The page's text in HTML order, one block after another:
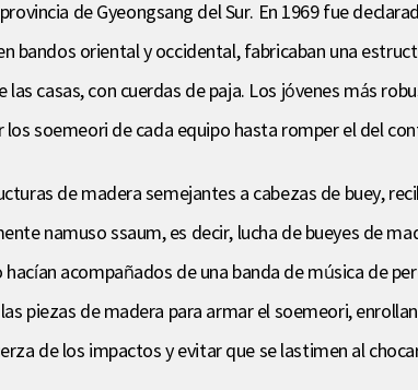
de Gyeongsang del Sur. En 1969 fue
bandos oriental y occidental, fabricaban una
casas, con cuerdas de paja. Los jóvenes más
soemeori de cada equipo hasta romper el del
de madera semejantes a cabezas de buey,
namuso ssaum, es decir, lucha de bueyes de
acompañados de una banda de música de
piezas de madera para armar el soemeori,
de los impactos y evitar que se lastimen al